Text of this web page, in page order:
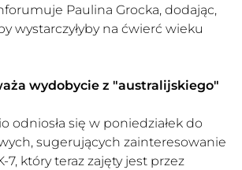
Paulina Grocka, dodając,
wystarczyłyby na ćwierć wieku
wydobycie z "australijskiego"
odniosła się w poniedziałek do
sugerujących zainteresowanie
7, który teraz zajęty jest przez